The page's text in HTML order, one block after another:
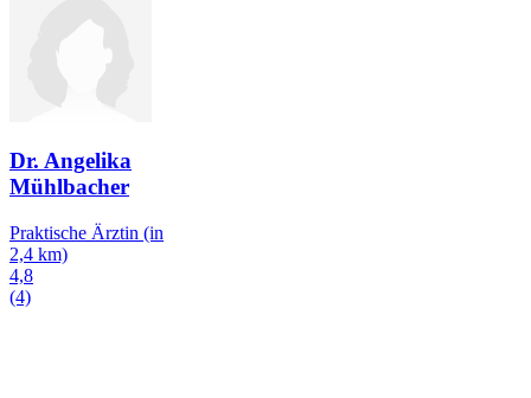
Dr. Angelika
Mühlbacher
Praktische Ärztin (in
2,4 km)
4,8
(4)